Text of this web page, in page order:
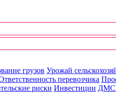
грузов Урожай
перевозчика
риски Инвестиции ДМС